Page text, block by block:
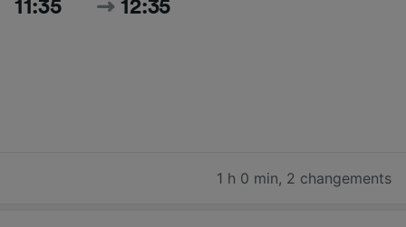
11:35 12:35
1 h 0 min, 2 changements